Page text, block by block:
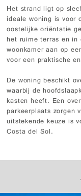
Het strand ligt op
ideale woning is voor
oostelijke oriëntatie
het ruime terras en
woonkamer aan op
voor een praktische
De woning beschikt
waarbij de
kasten heeft. Een
parkeerplaats zorgen
uitstekende keuze is
Costa del Sol.